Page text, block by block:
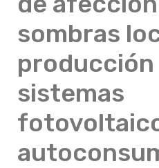
sombras
producción
sistemas